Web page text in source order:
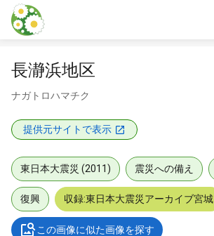
本文に飛ぶ
長瀞浜地区
ナガトロハマチク
提供元サイトで表示
東日本大震災 (2011) 震災への備え
復興 収録:東日本大震災アーカイブ宮城
この画像に似た画像を探す